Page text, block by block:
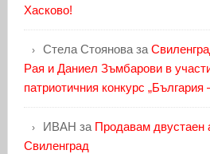
Хасково!
Стела Стояноваза
Рая и Даниел Зъмбарови в
патриотичния конкурс „България
ИВАН за Продавам двустаен
Свиленград